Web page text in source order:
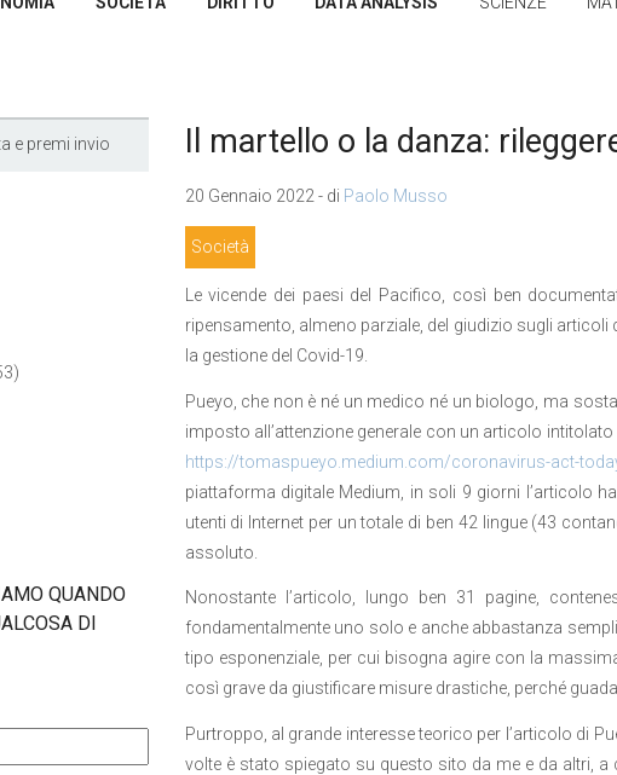
Il martello o la danza:
20 Gennaio 2022 - di Paolo Musso
Società
Le vicende dei paesi del Pacifico, così ben
ripensamento, almeno parziale, del giudizio sugli
la gestione del Covid-19.
Pueyo, che non è né un medico né un biologo, ma
imposto all’attenzione generale con un articolo intitolato
https://tomaspueyo.medium.com/coronavirus-act-
piattaforma digitale Medium, in soli 9 giorni l’articolo
utenti di Internet per un totale di ben 42 lingue (43
assoluto.
Nonostante l’articolo, lungo ben 31 pagine,
fondamentalmente uno solo e anche abbastanza
tipo esponenziale, per cui bisogna agire con la
così grave da giustificare misure drastiche, perché
Purtroppo, al grande interesse teorico per l’articolo di
volte è stato spiegato su questo sito da me e da altri,
QUANDO
DI